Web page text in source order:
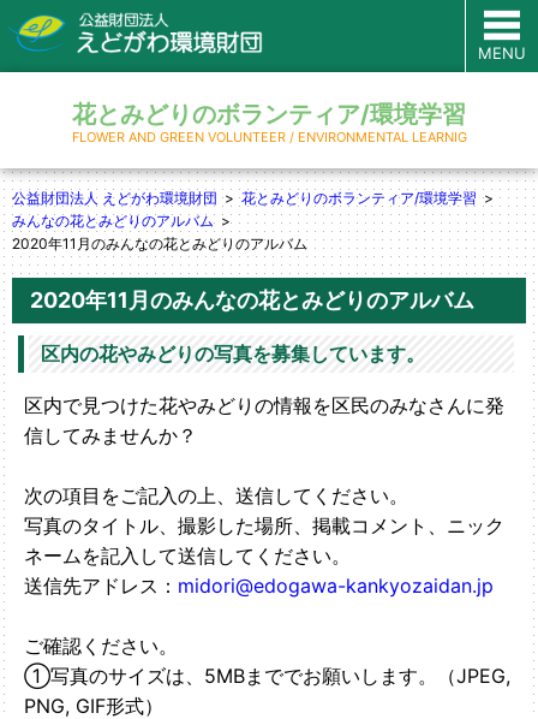
MENU
花とみどりのボランティア/環境学習
FLOWER AND GREEN VOLUNTEER / ENVIRONMENTAL LEARNIG
公益財団法人 えどがわ環境財団
花とみどりのボランティア/環境学習
みんなの花とみどりのアルバム
2020年11月のみんなの花とみどりのアルバム
2020年11月のみんなの花とみどりのアルバム
区内の花やみどりの写真を募集しています。
区内で見つけた花やみどりの情報を区民のみなさんに発
信してみませんか？
次の項目をご記入の上、送信してください。
写真のタイトル、撮影した場所、掲載コメント、ニック
ネームを記入して送信してください。
送信先アドレス： midori@edogawa-kankyozaidan.jp
ご確認ください。
①写真のサイズは、5MBまででお願いします。（JPEG,
PNG, GIF形式）